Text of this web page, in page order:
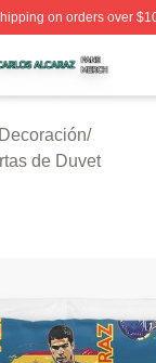
on orders over
⚡️ Officially
/
de Duvet